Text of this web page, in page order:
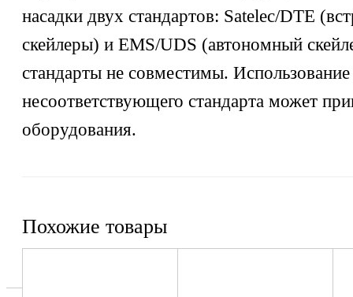
насадки двух стандартов: Satelec/DTE
скейлеры) и EMS/UDS (автономный
стандарты не совместимы. Использование
несоответствующего стандарта может
оборудования.
Похожие товары